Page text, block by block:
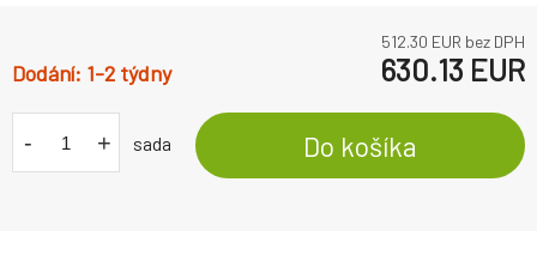
512.30 EUR bez DPH
1-2 týdny 630.13 EUR
- + sada Do košíka